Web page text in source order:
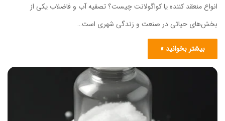
انواع منعقد کننده یا کواگولانت چیست؟ تصفیه آب و فاضلاب یکی از
بخش‌های حیاتی در صنعت و زندگی شهری است…
بیشتر بخوانید »